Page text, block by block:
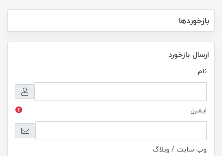
بازخوردها
ارسال بازخورد
نام
ایمیل
وب سایت / وبلاگ